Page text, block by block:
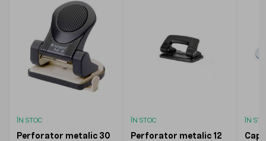
ÎN STOC
Perforator metalic 30
ÎN STOC
Perforator metalic 12
ÎN